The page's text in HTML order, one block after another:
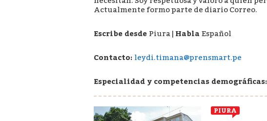
Actualmente formo parte de diario Correo.
Escribe desde Piura | Habla Español
Contacto: leydi.timana@prensmart.pe
Especialidad y competencias demográficas:
PIURA